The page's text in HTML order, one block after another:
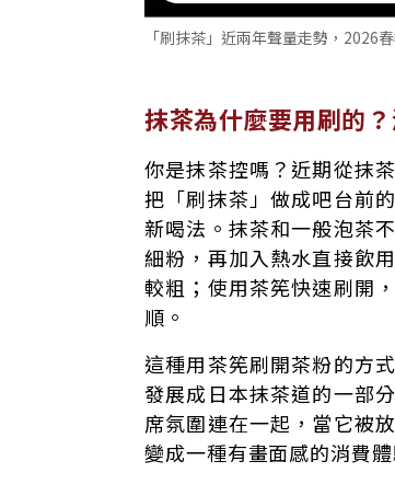
「刷抹茶」近兩年聲量走勢，2026
抹茶為什麼要用刷的
你是抹茶控嗎？近期從抹
把「刷抹茶」做成吧台前
新喝法。抹茶和一般泡茶
細粉，再加入熱水直接飲
較粗；使用茶筅快速刷開
順。
這種用茶筅刷開茶粉的方
發展成日本抹茶道的一部
席氛圍連在一起，當它被
變成一種有畫面感的消費體